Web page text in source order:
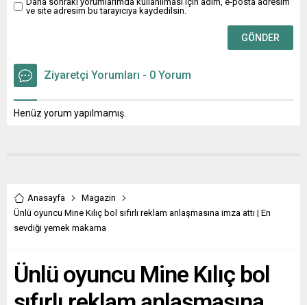
hayatına başlarken
Yük’ün yazarı Monika
Helfer’den bir romanı daha
ve site adresim bu tarayıcıya kaydedilsin.
Ziyaretçi Yorumları - 0 Yorum
Henüz yorum yapılmamış.
Anasayfa
Magazin
Ünlü oyuncu Mine Kılıç bol sıfırlı reklam anlaşmasına imza attı | En
sevdiği yemek makarna
Ünlü oyuncu Mine Kılıç bol